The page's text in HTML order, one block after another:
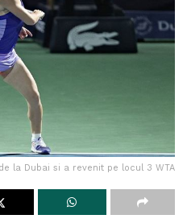
la Dubai si a revenit pe locul 3 WTA